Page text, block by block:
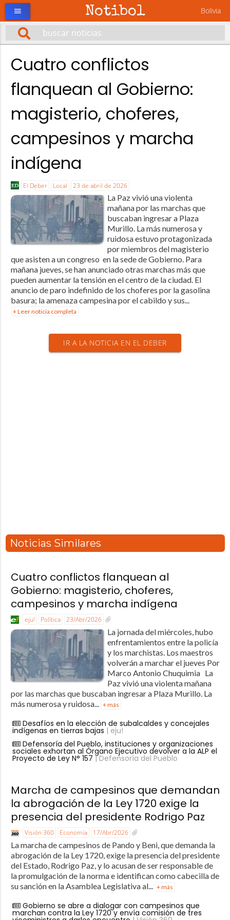
Notibol Bolivia
menu
Cuatro conflictos
flanquean al Gobierno:
magisterio, choferes,
campesinos y marcha
indígena
El Deber Local 23 de abril de 2026
La Paz vivió una violenta
mañana por las marchas que
buscaban ingresar a Plaza
Murillo. La más numerosa y
ruidosa estuvo protagonizada
por miembros del magisterio
que asisten a un congreso en la sede de Gobierno. Para
mañana jueves, se han anunciado otras marchas más que
pueden aumentar la tensión en el centro de la ciudad. El
anuncio de paro indefinido de los choferes por la gasolina
basura; la amenaza campesina por el cabildo y sus...
+ Leer noticia completa
IR A LA NOTICIA EN EL DEBER
Noticias Similares
Cuatro conflictos flanquean al
Gobierno: magisterio, choferes,
campesinos y marcha indígena
eju! Política 23/Abr/2026
La jornada del miércoles, hubo
enfrentamientos entre la policía
y los marchistas. Los maestros
volverán a marchar el jueves Por
Marco Antonio Chuquimia La
Paz vivió una violenta mañana
por las marchas que buscaban ingresar a Plaza Murillo. La
más numerosa y ruidosa... + más
Desafíos en la elección de subalcaldes y concejales
indígenas en tierras bajas | eju!
Defensoría del Pueblo, instituciones y organizaciones
sociales exhortan al Órgano Ejecutivo devolver a la ALP el
Proyecto de Ley N° 157 | Defensoría del Pueblo
Marcha de campesinos que demandan
la abrogación de la Ley 1720 exige la
presencia del presidente Rodrigo Paz
Visión 360 Economía 17/Abr/2026
La marcha de campesinos de Pando y Beni, que demanda la
abrogación de la Ley 1720, exige la presencia del presidente
del Estado, Rodrigo Paz, y lo acusan de ser responsable de
la promulgación de la norma e identifican como cabecilla de
su sanción en la Asamblea Legislativa al...
+ más
Gobierno se abre a dialogar con campesinos que
marchan contra la Ley 1720 y envía comisión de tres